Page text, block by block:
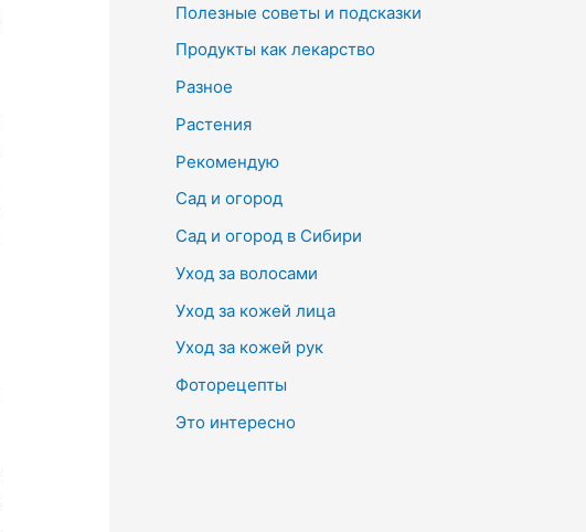
Полезные советы и подсказки
Продукты как лекарство
Разное
Растения
Рекомендую
Сад и огород
Сад и огород в Сибири
Уход за волосами
Уход за кожей лица
Уход за кожей рук
Фоторецепты
Это интересно